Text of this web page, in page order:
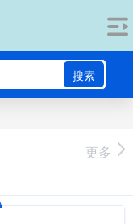
搜索
更多